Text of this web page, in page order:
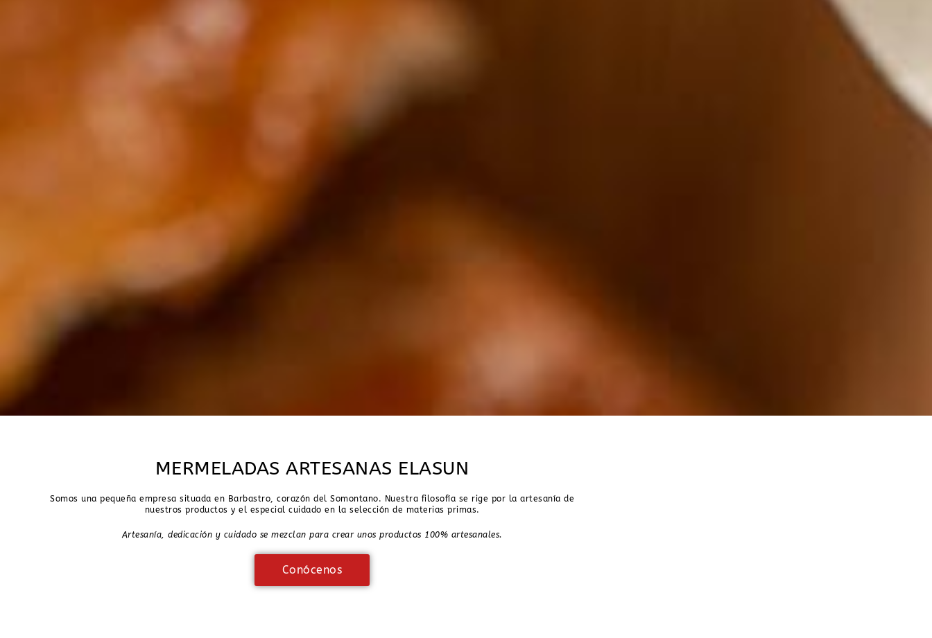
MERMELADAS ARTESANAS ELASUN
Somos una pequeña empresa situada en Barbastro, corazón del Somontano. Nuestra filosofía se rige por la artesanía de
nuestros productos y el especial cuidado en la selección de materias primas.
Artesanía, dedicación y cuidado se mezclan para crear unos productos 100% artesanales.
Conócenos